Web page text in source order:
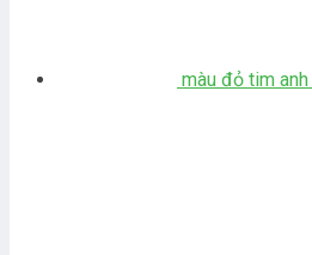
màu đỏ tim anh